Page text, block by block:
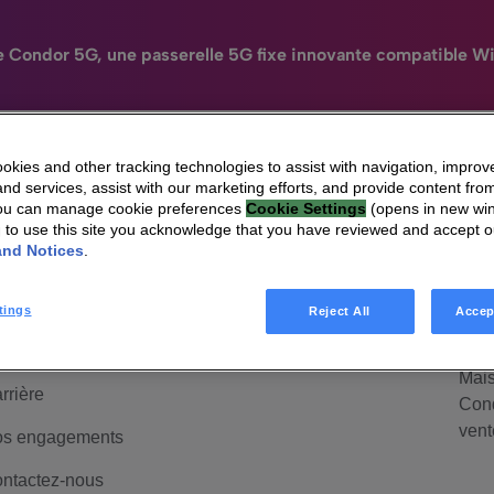
Condor 5G, une passerelle 5G fixe innovante compatible
HomeSight Industries Entreprise
sommes-nous
engagements
nous
HomeSight
and other tracking technologies to assist with navigation,
services, assist with our marketing efforts, and provide content
can manage cookie preferences Cookie Settings (opens in new
to use this site you acknowledge that you have reviewed and accept
Notices.
Reject All